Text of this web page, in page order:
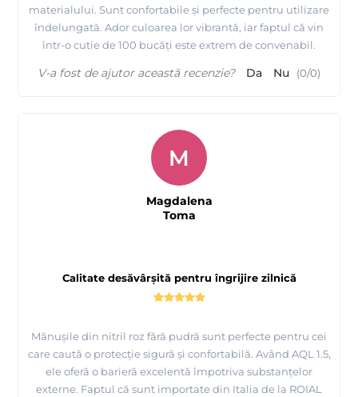
materialului. Sunt confortabile și perfecte pentru utilizare
îndelungată. Ador culoarea lor vibrantă, iar faptul că vin
într-o cutie de 100 bucăți este extrem de convenabil.
V-a fost de ajutor această recenzie? Da Nu (0/0)
Calitate desăvârșită pentru îngrijire zilnică
Mănușile din nitril roz fără pudră sunt perfecte pentru cei
care caută o protecție sigură și confortabilă. Având AQL 1.5,
ele oferă o barieră excelentă împotriva substanțelor
externe. Faptul că sunt importate din Italia de la ROIAL
M
Magdalena
Toma